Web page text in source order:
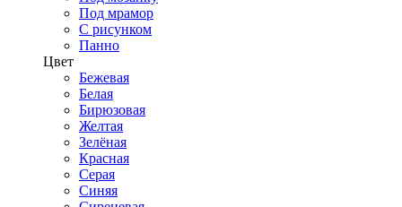
Под мрамор
С рисунком
Панно
Цвет
Бежевая
Белая
Бирюзовая
Желтая
Зелёная
Красная
Серая
Синяя